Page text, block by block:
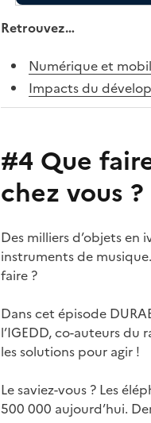
Retrouvez…
Numérique et
Impacts du
#4 Que
chez vous ?
Des milliers d’objets
instruments de
faire ?
Dans cet épisode
l’IGEDD, co-auteurs du
les solutions pour agir !
Le saviez-vous ? Les
500 000 aujourd’hui.